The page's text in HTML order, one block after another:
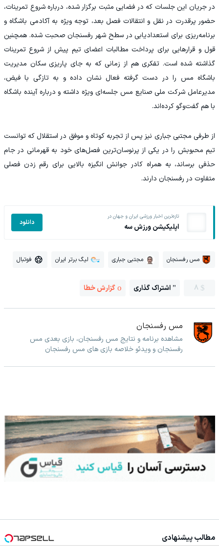
در جریان این جلسات که در فضایی مثبت برگزار شده، درباره شروع تمرینات،
حضور پرقدرت در نقل و انتقالات فصل بعد، توجه ویژه به آکادمی باشگاه و
برنامه‌ریزی برای استعدادیابی در سطح شهر رفسنجان صحبت شده. همچنین
قول و قرارهایی برای پرداخت مطالبات اعضای تیم پیش از شروع تمرینات
گذاشته شده است. تفکری هم‌ از زمانی که به جای پاریزی سکان مدیریت
باشگاه مس را در دست گرفته فعال نشان داده و به تازگی با فیض،
مدیرعامل شرکت ملی صنایع مس جلسه‌ای ویژه داشته و درباره آینده باشگاه
با هم گفت‌وگو کرده‌اند.
از طرفی مجتبی جباری نیز پس از تجربه کوتاه و موفق در استقلال که توانست
تیم محبوبش را در یکی از پرنوسان‌ترین فصل‌های خود به قهرمانی در جام
حذفی برساند، به همراه کادر جوانش انگیزه بالایی برای رقم زدن فصلی
متفاوت در رفسنجان دارند.
تازه‌ترین اخبار ورزشی ایران و جهان در
اپلیکیشن ورزش سه دانلود
مس رفسنجان مجتبی جباری لیگ برتر ایران فوتبال
8 اشتراک گذاری گزارش خطا
مس رفسنجان
مشاهده برنامه و نتایج مس رفسنجان، بازی بعدی مس
رفسنجان و ویدئو خلاصه بازی های مس رفسنجان
مطالب پیشنهادی